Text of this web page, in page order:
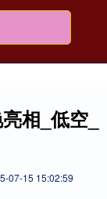
相_低空_
07-15 15:02:59